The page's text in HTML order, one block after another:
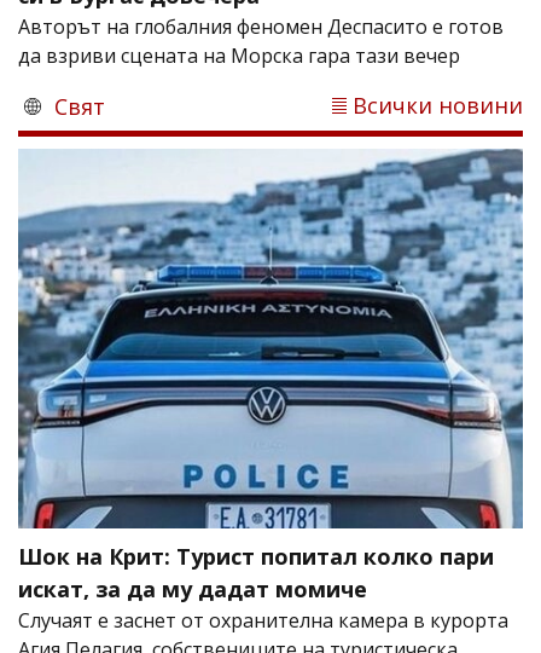
Авторът на глобалния феномен Деспасито е готов
да взриви сцената на Морска гара тази вечер
Свят Всички новини
Шок на Крит: Турист попитал колко пари
искат, за да му дадат момиче
Случаят е заснет от охранителна камера в курорта